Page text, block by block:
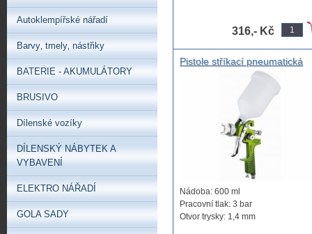
316,- Kč
Pistole stříkací pneumatická
HVLP 1,4 mm 0,6l nádobka
Nádoba: 600 ml
Pracovní tlak: 3 bar
Otvor trysky: 1,4 mm
Autoklempířské nářadí
Barvy‚ tmely‚ nástřiky
BATERIE - AKUMULÁTORY
BRUSIVO
Dílenské vozíky
DÍLENSKÝ NÁBYTEK A
VYBAVENÍ
ELEKTRO NÁŘADÍ
GOLA SADY